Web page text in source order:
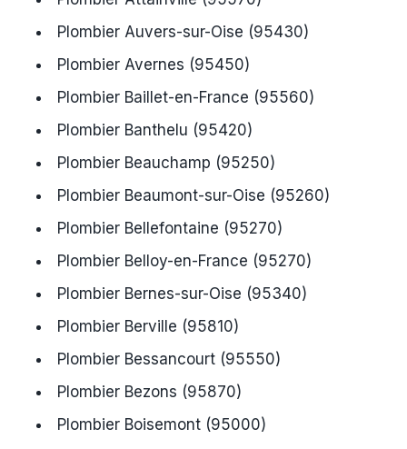
Plombier Auvers-sur-Oise (95430)
Plombier Avernes (95450)
Plombier Baillet-en-France (95560)
Plombier Banthelu (95420)
Plombier Beauchamp (95250)
Plombier Beaumont-sur-Oise (95260)
Plombier Bellefontaine (95270)
Plombier Belloy-en-France (95270)
Plombier Bernes-sur-Oise (95340)
Plombier Berville (95810)
Plombier Bessancourt (95550)
Plombier Bezons (95870)
Plombier Boisemont (95000)